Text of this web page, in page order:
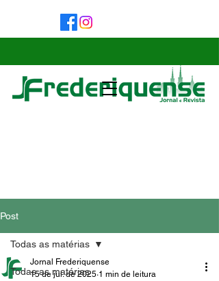
Post
Todas as matérias
Todas as matérias
Jornal Frederiquense
15 de jul. de 2025 1 min de leitura